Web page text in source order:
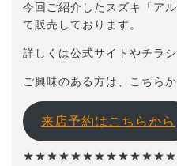
今回ご紹介したスズキ「ア
て販売しております。
詳しくは公式サイトやチラ
ご興味のある方は、こちらか
来店予約はこちらから